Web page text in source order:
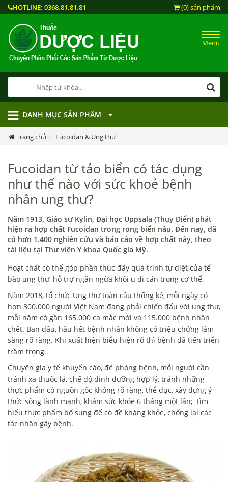
HOTLINE: 0368.81.81.81 (0) sản phẩm
Menu
DANH MỤC SẢN PHẨM
Trang chủ Fucoidan & Ung thư
Fucoidan từ tảo biển có tác dụng
như thế nào với sức khoẻ bệnh
nhân ung thư?
Năm 1913, Giáo sư Kylin, Đại học Uppsala (Thụy Điển) phát
hiện ra hợp chất Fucoidan trong rong biển nâu. Đến nay, đã
có hơn 1.400 nghiên cứu và báo cáo về hợp chất này, theo
tài liệu tại Thư viện Y khoa Quốc gia Mỹ.
Hoạt chất có thể góp phần thúc đẩy quá trình tự diệt của tế
bào ung thư, hỗ trợ ngăn ngừa khối u di căn trong cơ thể.
Năm 2018, tổ chức Ung thư toàn cầu thống kê, mỗi ngày có
hơn 300.000 người Việt Nam đang phải chiến đấu với ung thư,
mỗi năm có gần 165.000 ca mắc mới và 115.000 bệnh nhân
chết. Ban đầu, hầu hết bệnh nhân không có triệu chứng lâm
sàng rõ ràng. Khi xuất hiện biểu hiện rõ thì bệnh đã tiến triển
trầm trọng.
Chuyên gia y tế khuyến cáo, để phòng bệnh, mỗi người cần
tránh xa thuốc lá, chế độ dinh dưỡng hợp lý, tránh những
thực phẩm có nguồn gốc không rõ ràng, thể dục, xây dựng ý
thức sống lành mạnh, khám sức khỏe 6 tháng một lần; tìm
hiểu thực phẩm bổ sung để có đề kháng khỏe, chống lại các
tác nhân gây bệnh.